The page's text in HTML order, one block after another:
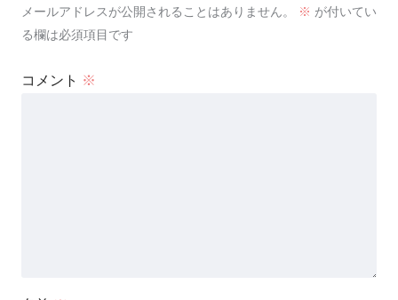
メールアドレスが公開されることはありません。 ※ が付いてい
る欄は必須項目です
コメント ※